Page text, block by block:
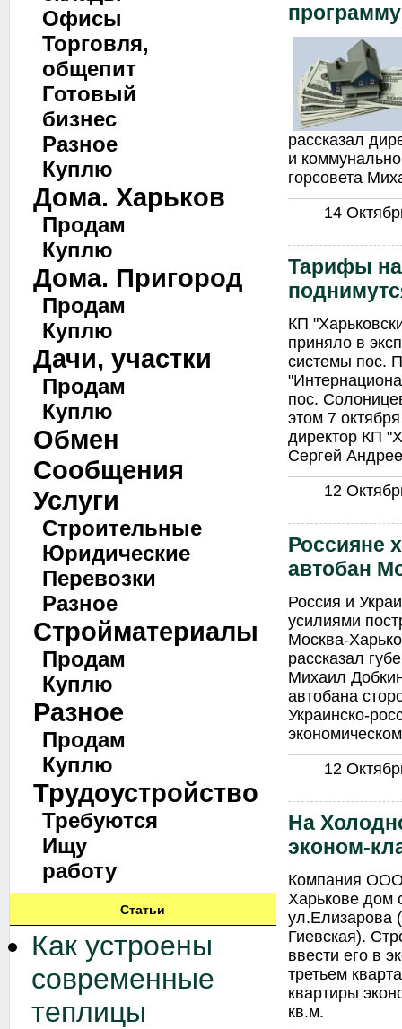
Офисы
Торговля,
общепит
Готовый
бизнес
Разное
Куплю
Дома. Харьков
Продам
Куплю
Дома. Пригород
Продам
Куплю
Дачи, участки
Продам
Куплю
Обмен
Сообщения
Услуги
Строительные
Юридические
Перевозки
Разное
Стройматериалы
Продам
Куплю
Разное
Продам
Куплю
Трудоустройство
Требуются
Ищу
работу
Статьи
Как устроены
современные
теплицы
рассказал
и
горсовета
14
Тарифы на
КП
приняло в
системы пос.
пос.
этом 7
директор КП
Сергей
12
Россияне
автобан
Россия и
усилиями
Москва-
рассказал
Михаил
автобана
Украинско-
12
На
эконом-
Компания ООО
Харькове дом
ул.Елизарова
Гиевская).
ввести его в
третьем
квартиры
кв.м.